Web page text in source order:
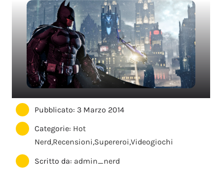
Pubblicato: 3 Marzo 2014
Categorie: Hot
Nerd,Recensioni,Supereroi,Videogiochi
Scritto da: admin_nerd